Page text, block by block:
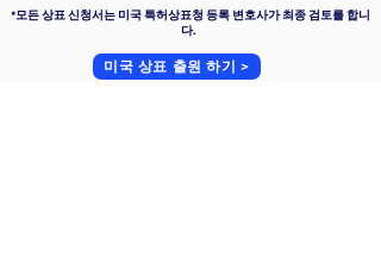
*모든 상표 신청서는 미국 특허상표청 등록 변호사가 최종 검토를 합니
다.
미국 상표 출원 하기 >